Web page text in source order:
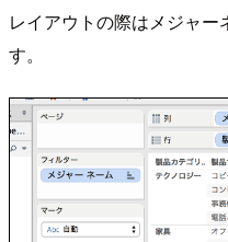
レイアウトの際はメジャ
す。